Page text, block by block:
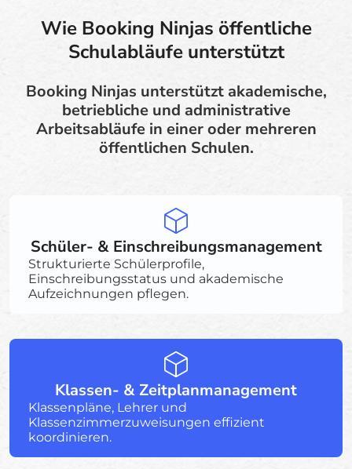
Wie Booking Ninjas öffentliche
Schulabläufe unterstützt
Booking Ninjas unterstützt akademische,
betriebliche und administrative
Arbeitsabläufe in einer oder mehreren
öffentlichen Schulen.
Schüler- & Einschreibungsmanagement
Strukturierte Schülerprofile,
Einschreibungsstatus und akademische
Aufzeichnungen pflegen.
Klassen- & Zeitplanmanagement
Klassenpläne, Lehrer und
Klassenzimmerzuweisungen effizient
koordinieren.